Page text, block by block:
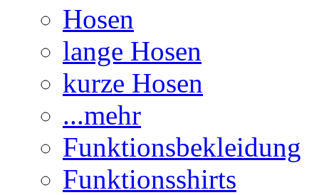
Hosen
lange Hosen
kurze Hosen
...mehr
Funktionsbekleidung
Funktionsshirts